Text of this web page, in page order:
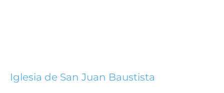
Iglesia de San Juan Baustista